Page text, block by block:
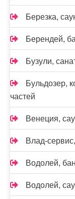
Березка,
Берендей,
Бузули,
Бульдозер,
частей
Венеция,
Влад-
Водолей,
Водолей,